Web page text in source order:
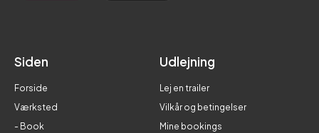
Siden
Forside
Værksted
- Book
Udlejning
Lej en trailer
Vilkår og betingelser
Mine bookings